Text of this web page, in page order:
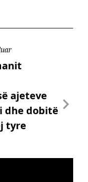
ajeteve
dhe dobitë
tyre